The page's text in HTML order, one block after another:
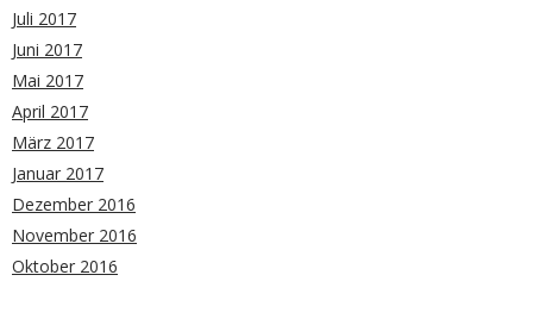
Juli 2017
Juni 2017
Mai 2017
April 2017
März 2017
Januar 2017
Dezember 2016
November 2016
Oktober 2016